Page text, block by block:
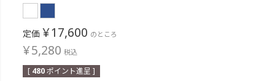
定価 ¥17,600 のところ
¥5,280 税込
[ 480ポイント進呈 ]